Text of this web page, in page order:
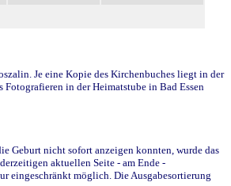
Je eine Kopie des Kirchenbuches liegt in der
in der Heimatstube in Bad Essen
Geburt nicht sofort anzeigen konnten, wurde das
aktuellen Seite - am Ende -
eingeschränkt möglich. Die Ausgabesortierung